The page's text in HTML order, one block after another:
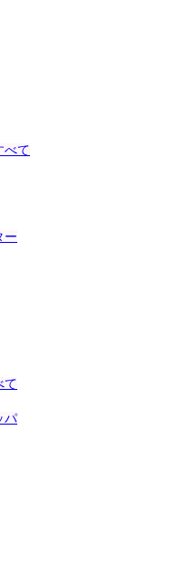
べて
ー
て
パ